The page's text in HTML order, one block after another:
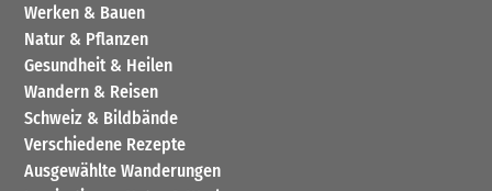
Werken & Bauen
Natur & Pflanzen
Gesundheit & Heilen
Wandern & Reisen
Schweiz & Bildbände
Verschiedene Rezepte
Ausgewählte Wanderungen